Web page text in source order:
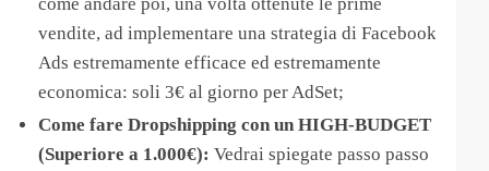
vendite, ad implementare una strategia di Facebook
Ads estremamente efficace ed estremamente
economica: soli 3€ al giorno per AdSet;
​Come fare Dropshipping con un HIGH-BUDGET
(Superiore a 1.000€): Vedrai spiegate passo passo